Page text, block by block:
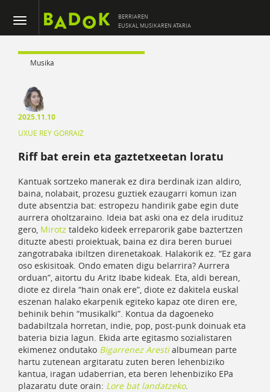
BERRIAREN
EUSKAL MUSIKAREN ATARIA
Musika
2025.11.10
UXUE REY GORRAIZ
Riff bat erein eta gaztetxeetan loratu
Kantuak sortzeko manerak ez dira berdinak izan aldiro,
baina, nolabait, prozesu guztiek ezaugarri komun izan
dute absentzia bat: estropezu handirik gabe egin dute
aurrera oholtzaraino. Ideia bat aski ona ez dela irudituz
gero, Mirotz taldeko kideek erreparorik gabe baztertzen
dituzte abesti proiektuak, baina ez dira beren buruei
zangotrabaka ibiltzen direnetakoak. Halakorik ez. “Ez gara
oso eskisitoak. Ondo ematen digu belarrira? Aurrera
orduan”, aitortu du Aritz Ibabe kideak. Eta, aldi berean,
diote ez direla “hain onak ere”, diote ez dakitela euskal
eszenan halako ekarpenik egiteko kapaz ote diren ere,
behinik behin “musikalki”. Kontua da dagoeneko
badabiltzala horretan, indie, pop, post-punk doinuak eta
bateria bizia lagun. Ekida arte egitasmo sozialistaren
ekimenez ondutako Bigarrenez Arestialbumean parte
hartu zutenean argitaratu zuten beren lehenbiziko
kantua, iragan udaberrian, eta beren lehenbiziko EPa
plazaratu dute orain: Lore bat landatzeko.